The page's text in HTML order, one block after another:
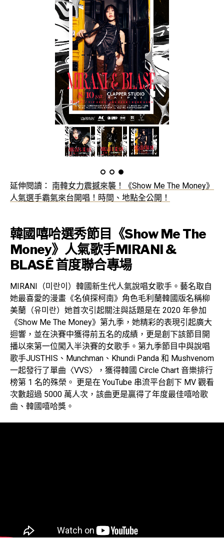
延伸閱讀： 南韓女力震撼來襲！《Show Me The Money》
人氣選手霸氣來台開唱！時間、地點全公開！
韓國嘻哈選秀節目《Show Me The
Money》人氣歌手MIRANI &
BLASÉ 首度聯合專場
MIRANI（미란이）韓國新生代人氣說唱女歌手。藝名取自
她最喜愛的漫畫《名偵探柯南》角色毛利蘭韓國版名稱柳
美蘭（유미란）她首次引起關注與話題是在 2020 年參加
《Show Me The Money》第九季，她精彩的表現引起廣大
迴響，並在決賽中獲得前五名的成績，更是創下該節目開
播以來第一位闖入半決賽的女歌手。第九季節目中與說唱
歌手JUSTHIS、Munchman、Khundi Panda 和 Mushvenom
一起發行了單曲〈VVS〉，獲得韓國 Circle Chart 音樂排行
榜第 1 名的殊榮。 更是在 YouTube 串流平台創下 MV 觀看
次數超過 5000 萬人次，該曲更是贏得了年度最佳嘻哈歌
曲、韓國嘻哈獎。